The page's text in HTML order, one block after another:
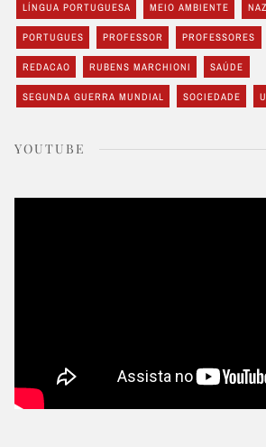
LÍNGUA PORTUGUESA MEIO AMBIENTE
PORTUGUES PROFESSOR PROFESSORES
REDACAO RUBENS MARCHIONI SAÚDE
SEGUNDA GUERRA MUNDIAL SOCIEDADE
YOUTUBE